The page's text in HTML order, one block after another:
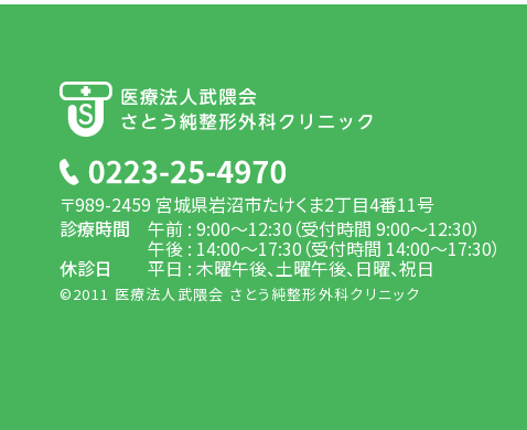
〒989-2459 宮城県岩沼市たけくま2丁目4番11号
診療時間
午前 : 9:00～12:30（受付時間 9:00～12:30）
午後 : 14:00～17:30（受付時間 14:00～17:30）
休診日 平日 : 木曜午後、土曜午後、日曜、祝日
©2011 医療法人武隈会 さとう純整形外科クリニック